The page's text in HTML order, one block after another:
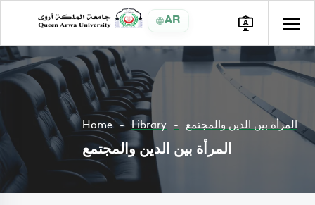
AR
Home Library المرأة بين الدين والمجتمع
المرأة بين الدين والمجتمع